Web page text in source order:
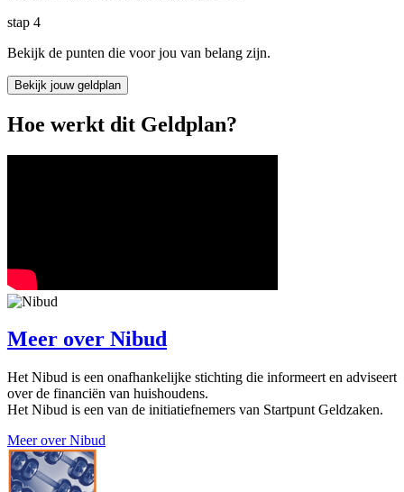
stap 4
Bekijk de punten die voor jou van belang zijn.
Bekijk jouw geldplan
Hoe werkt dit Geldplan?
Meer over Nibud
Het Nibud is een onafhankelijke stichting die informeert en adviseert
over de financiën van huishoudens.
Het Nibud is een van de initiatiefnemers van Startpunt Geldzaken.
Meer over Nibud